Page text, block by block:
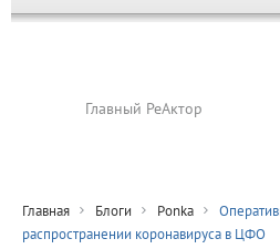
Главный РеАктор
Главная Блоги Ponka
распространении коронавируса в ЦФО